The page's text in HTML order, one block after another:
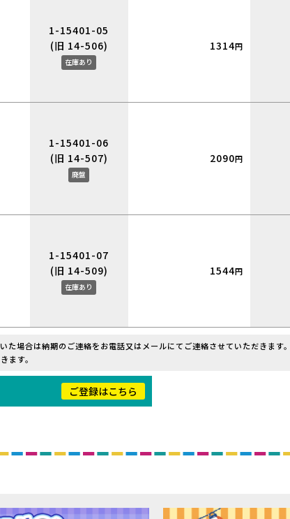
1-15401-05
(旧 14-506)
在庫あり
1314円
1-15401-06
(旧 14-507)
廃盤
2090円
1-15401-07
(旧 14-509)
在庫あり
1544円
場合は納期のご連絡をお電話又はメールにてご連絡させていただきます。
ます。
ご登録はこちら